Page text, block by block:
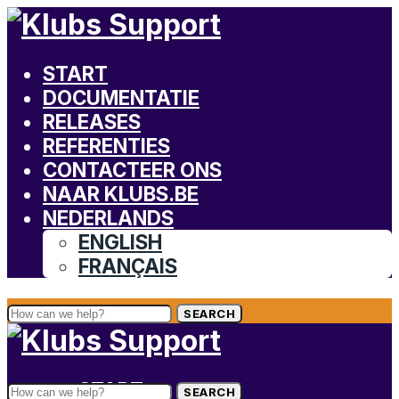
START
DOCUMENTATIE
RELEASES
REFERENTIES
CONTACTEER ONS
NAAR KLUBS.BE
NEDERLANDS
ENGLISH
FRANÇAIS
SEARCH
START
SEARCH